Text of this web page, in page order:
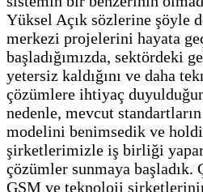
Yüksel Açık sözlerine şöyle
merkezi projelerini hayata
başladığımızda, sektördeki
yetersiz kaldığını ve daha
çözümlere ihtiyaç
nedenle, mevcut
modelini benimsedik ve
şirketlerimizle iş birliği
çözümler sunmaya
GSM ve teknoloji